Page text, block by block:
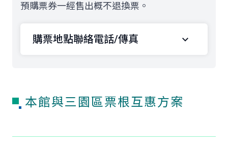
預購票券一經售出概不退換票。
購票地點聯絡電話/傳真
本館與三園區票根互惠方案